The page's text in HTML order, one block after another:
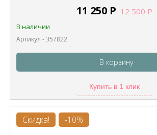
11 250 Р 12 500Р
В наличии
Артикул - 357822
В корзину
Купить в 1 клик
Скидка! -10%